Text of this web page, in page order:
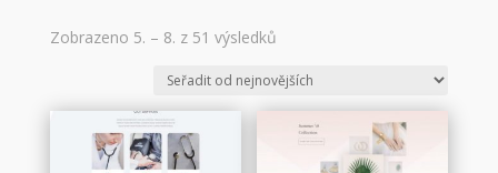
Zobrazeno 5. – 8. z 51 výsledkůSeřazeno
nejnovějších